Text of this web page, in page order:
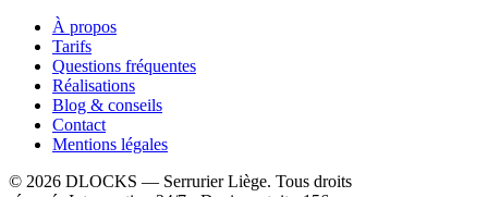
À propos
Tarifs
Questions fréquentes
Réalisations
Blog & conseils
Contact
Mentions légales
© 2026 DLOCKS — Serrurier Liège. Tous droits